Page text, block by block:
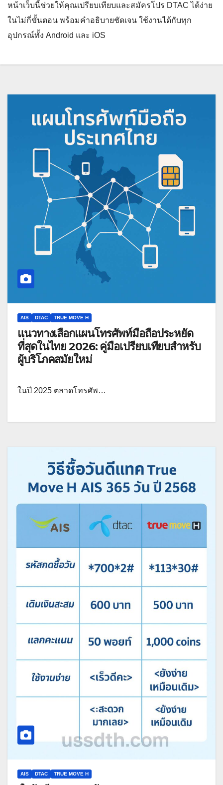
หน้าเว็บนี้ช่วยให้คุณเปรียบเทียบและสมัครโปร DTAC ได้ง่าย
ในไม่กี่ขั้นตอน พร้อมคำอธิบายชัดเจน ใช้งานได้กับทุก
อุปกรณ์ทั้ง Android และ iOS
AIS DTAC TRUE MOVE H
แนวทางเลือกแผนโทรศัพท์มือถือประหยัด
ที่สุดในไทย 2026: คู่มือเปรียบเทียบสำหรับ
ผู้บริโภคสมัยใหม่
ในปี 2025 ตลาดโทรศัพ…
AIS DTAC TRUE MOVE H